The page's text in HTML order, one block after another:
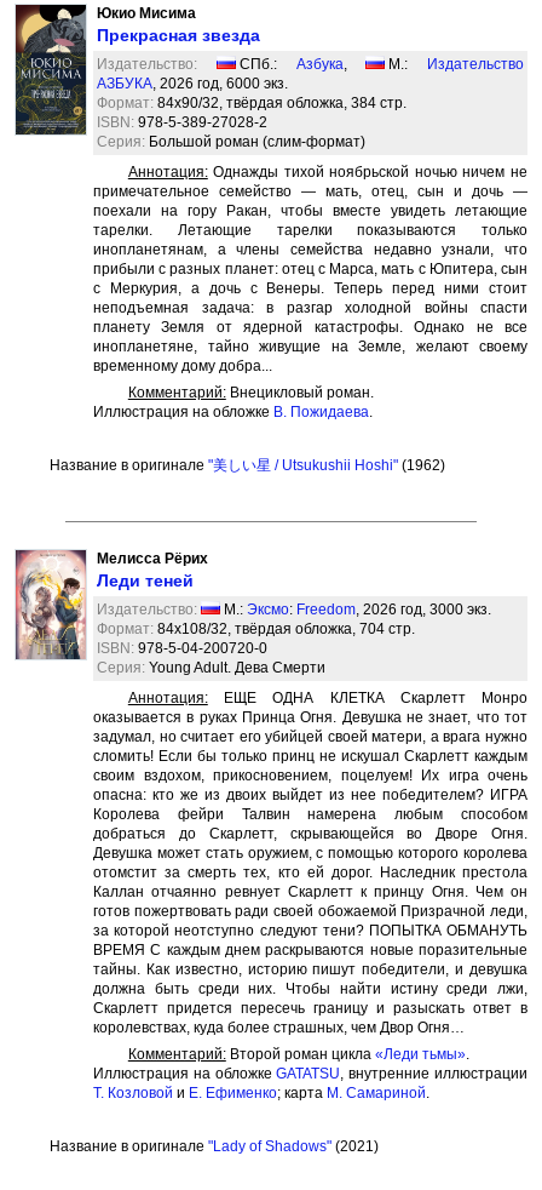
Юкио Мисима
Прекрасная звезда
Издательство: СПб.: Азбука, М.:
Издательство
АЗБУКА, 2026 год, 6000 экз.
Формат: 84x90/32, твёрдая обложка, 384 стр.
ISBN: 978-5-389-27028-2
Серия: Большой роман (слим-формат)
Аннотация:Однажды тихой ноябрьской ночью ничем не
примечательное семейство — мать, отец, сын и дочь —
поехали на гору Ракан, чтобы вместе увидеть летающие
тарелки. Летающие тарелки показываются только
инопланетянам, а члены семейства недавно узнали, что
прибыли с разных планет: отец с Марса, мать с Юпитера, сын
с Меркурия, а дочь с Венеры. Теперь перед ними стоит
неподъемная задача: в разгар холодной войны спасти
планету Земля от ядерной катастрофы. Однако не все
инопланетяне, тайно живущие на Земле, желают своему
временному дому добра...
Комментарий:Внецикловый роман.
Иллюстрация на обложке В. Пожидаева.
Название в оригинале "美しい星 / Utsukushii Hoshi"(1962)
Мелисса Рёрих
Леди теней
Издательство: М.: Эксмо: Freedom, 2026 год, 3000 экз.
Формат: 84x108/32, твёрдая обложка, 704 стр.
ISBN: 978-5-04-200720-0
Серия: Young Adult. Дева Смерти
Аннотация:ЕЩЕ ОДНА КЛЕТКА Скарлетт Монро
оказывается в руках Принца Огня. Девушка не знает, что тот
задумал, но считает его убийцей своей матери, а врага нужно
сломить! Если бы только принц не искушал Скарлетт каждым
своим вздохом, прикосновением, поцелуем! Их игра очень
опасна: кто же из двоих выйдет из нее победителем? ИГРА
Королева фейри Талвин намерена любым способом
добраться до Скарлетт, скрывающейся во Дворе Огня.
Девушка может стать оружием, с помощью которого королева
отомстит за смерть тех, кто ей дорог. Наследник престола
Каллан отчаянно ревнует Скарлетт к принцу Огня. Чем он
готов пожертвовать ради своей обожаемой Призрачной леди,
за которой неотступно следуют тени? ПОПЫТКА ОБМАНУТЬ
ВРЕМЯ С каждым днем раскрываются новые поразительные
тайны. Как известно, историю пишут победители, и девушка
должна быть среди них. Чтобы найти истину среди лжи,
Скарлетт придется пересечь границу и разыскать ответ в
королевствах, куда более страшных, чем Двор Огня…
Комментарий:Второй роман цикла «Леди тьмы».
Иллюстрация на обложкеGATATSU, внутренние иллюстрации
Т. Козловой и Е. Ефименко; карта М. Самариной.
Название в оригинале "Lady of Shadows"(2021)